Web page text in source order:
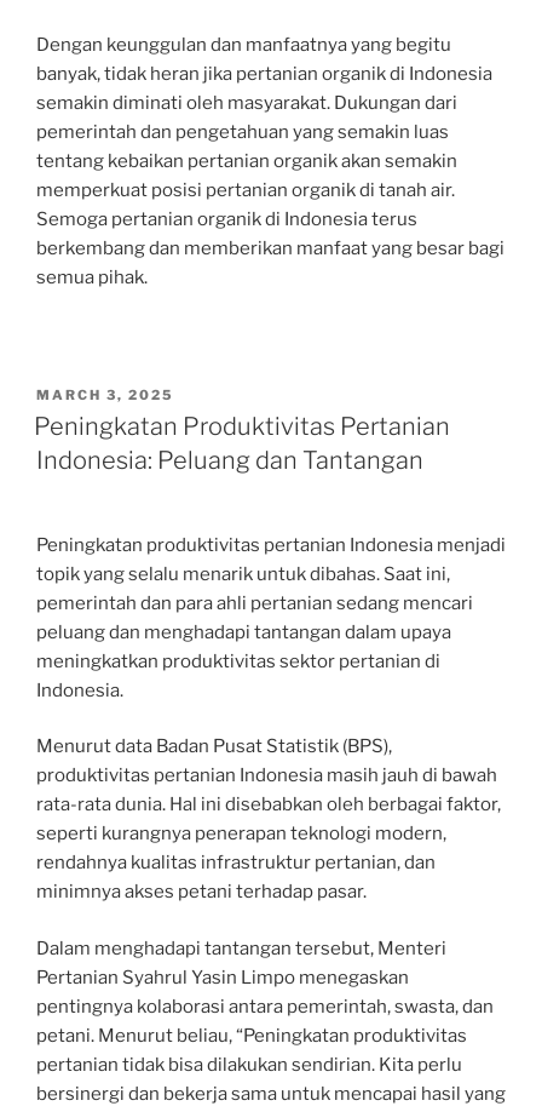
Dengan keunggulan dan manfaatnya yang begitu
banyak, tidak heran jika pertanian organik di Indonesia
semakin diminati oleh masyarakat. Dukungan dari
pemerintah dan pengetahuan yang semakin luas
tentang kebaikan pertanian organik akan semakin
memperkuat posisi pertanian organik di tanah air.
Semoga pertanian organik di Indonesia terus
berkembang dan memberikan manfaat yang besar bagi
semua pihak.
POSTED
ON
MARCH 3, 2025
Peningkatan Produktivitas Pertanian
Indonesia: Peluang dan Tantangan
Peningkatan produktivitas pertanian Indonesia menjadi
topik yang selalu menarik untuk dibahas. Saat ini,
pemerintah dan para ahli pertanian sedang mencari
peluang dan menghadapi tantangan dalam upaya
meningkatkan produktivitas sektor pertanian di
Indonesia.
Menurut data Badan Pusat Statistik (BPS),
produktivitas pertanian Indonesia masih jauh di bawah
rata-rata dunia. Hal ini disebabkan oleh berbagai faktor,
seperti kurangnya penerapan teknologi modern,
rendahnya kualitas infrastruktur pertanian, dan
minimnya akses petani terhadap pasar.
Dalam menghadapi tantangan tersebut, Menteri
Pertanian Syahrul Yasin Limpo menegaskan
pentingnya kolaborasi antara pemerintah, swasta, dan
petani. Menurut beliau, “Peningkatan produktivitas
pertanian tidak bisa dilakukan sendirian. Kita perlu
bersinergi dan bekerja sama untuk mencapai hasil yang